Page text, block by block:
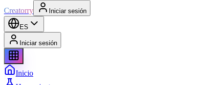
Creatorry
Iniciar sesión
ES
Iniciar sesión
Inicio